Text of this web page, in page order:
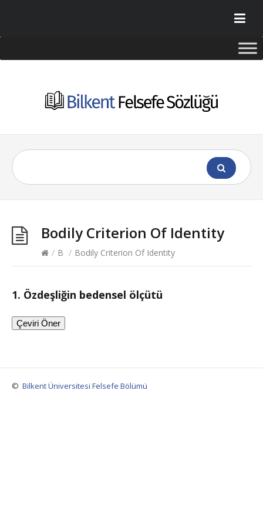
Bodily Criterion Of Identity
/ B / Bodily Criterion Of Identity
1. Özdeşliğin bedensel ölçütü
Çeviri Öner
© Bilkent Üniversitesi Felsefe Bölümü